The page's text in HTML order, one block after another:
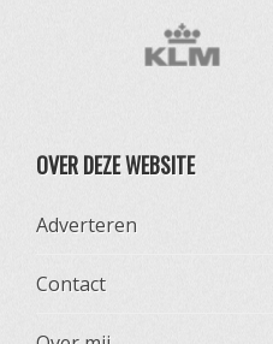
OVER DEZE WEBSITE
Adverteren
Contact